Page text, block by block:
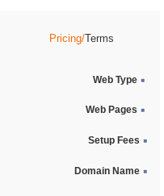
Pricing/Terms
Web Type